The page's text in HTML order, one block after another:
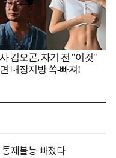
제불능 빠졌다